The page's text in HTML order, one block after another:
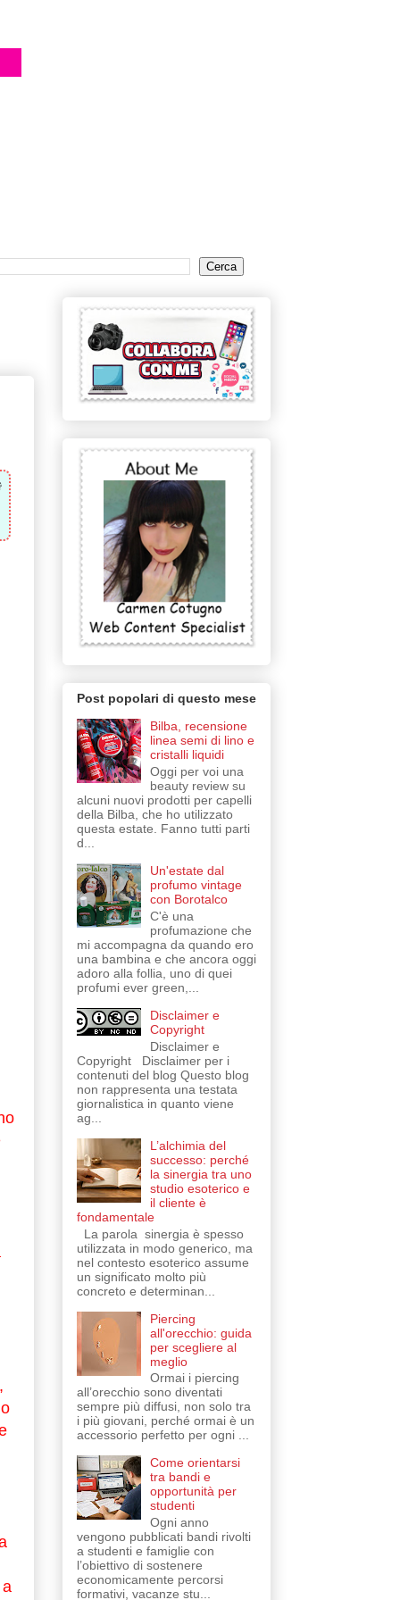
Post popolari di questo mese
Bilba, recensione
linea semi di lino e
cristalli liquidi
Oggi per voi una
beauty review su
alcuni nuovi prodotti per capelli
della Bilba, che ho utilizzato
questa estate. Fanno tutti parti
d...
Un'estate dal
profumo vintage
con Borotalco
C'è una
profumazione che
mi accompagna da quando ero
una bambina e che ancora oggi
adoro alla follia, uno di quei
profumi ever green,...
Disclaimer e
Copyright
Disclaimer e
Copyright Disclaimer per i
contenuti del blog Questo blog
non rappresenta una testata
giornalistica in quanto viene
ag...
L’alchimia del
successo: perché
la sinergia tra uno
studio esoterico e
il cliente è
fondamentale
La parola sinergia è spesso
utilizzata in modo generico, ma
nel contesto esoterico assume
un significato molto più
concreto e determinan...
Piercing
all'orecchio: guida
per scegliere al
meglio
Ormai i piercing
all’orecchio sono diventati
sempre più diffusi, non solo tra
i più giovani, perché ormai è un
accessorio perfetto per ogni ...
Come orientarsi
tra bandi e
opportunità per
studenti
Ogni anno
vengono pubblicati bandi rivolti
a studenti e famiglie con
l’obiettivo di sostenere
economicamente percorsi
formativi, vacanze stu...